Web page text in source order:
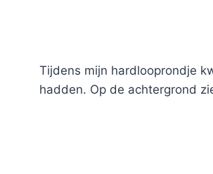
Tijdens mijn hardlooprondje
hadden. Op de achtergrond